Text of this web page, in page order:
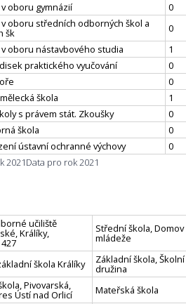
oboru gymnázií
0
oboru středních odborných škol a
šk
0
oboru nástavbového studia
1
praktického vyučování
0
0
škola
1
s právem stát. Zkoušky
0
škola
0
ústavní ochranné výchovy
0
2021Data pro rok 2021
učiliště
Králíky, Střední škola, Domov
mládeže
škola Králíky Základní škola, Školní
družina
Pivovarská,
Ústí nad Orlicí
Mateřská škola